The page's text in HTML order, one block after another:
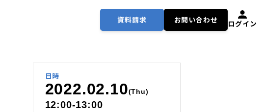
資料請求 お問い合わせ ログイン
日時
2022.02.10(Thu)
12:00-13:00